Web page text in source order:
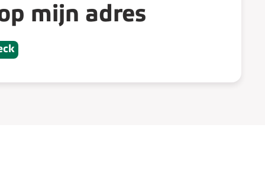
mijn adres